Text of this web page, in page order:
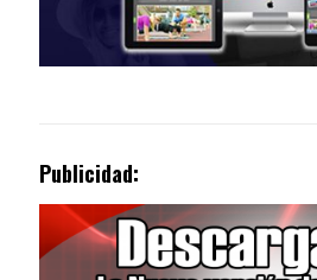
Publicidad: